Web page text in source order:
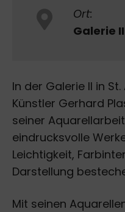
Ort:
Galerie II
In der Galerie II in
Künstler Gerhard
seiner
eindrucksvolle
Leichtigkeit,
Darstellung
Mit seinen